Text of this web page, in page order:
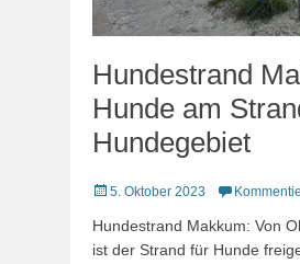
Hundestrand
Hunde am
Hundegebiet
Veröffentlicht
5. Oktober 2023
Hundestrand Makkum: Von
ist der Strand für Hunde